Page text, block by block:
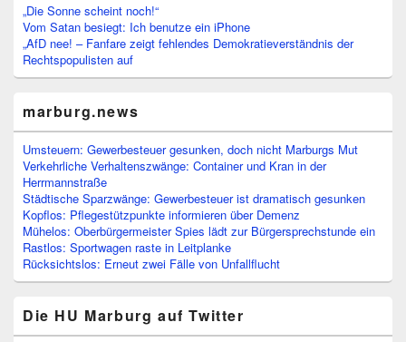
„Die Sonne scheint noch!“
Vom Satan besiegt: Ich benutze ein iPhone
„AfD nee! – Fanfare zeigt fehlendes Demokratieverständnis der
Rechtspopulisten auf
marburg.news
Umsteuern: Gewerbesteuer gesunken, doch nicht Marburgs Mut
Verkehrliche Verhaltenszwänge: Container und Kran in der
Herrmannstraße
Städtische Sparzwänge: Gewerbesteuer ist dramatisch gesunken
Kopflos: Pflegestützpunkte informieren über Demenz
Mühelos: Oberbürgermeister Spies lädt zur Bürgersprechstunde ein
Rastlos: Sportwagen raste in Leitplanke
Rücksichtslos: Erneut zwei Fälle von Unfallflucht
Die HU Marburg auf Twitter